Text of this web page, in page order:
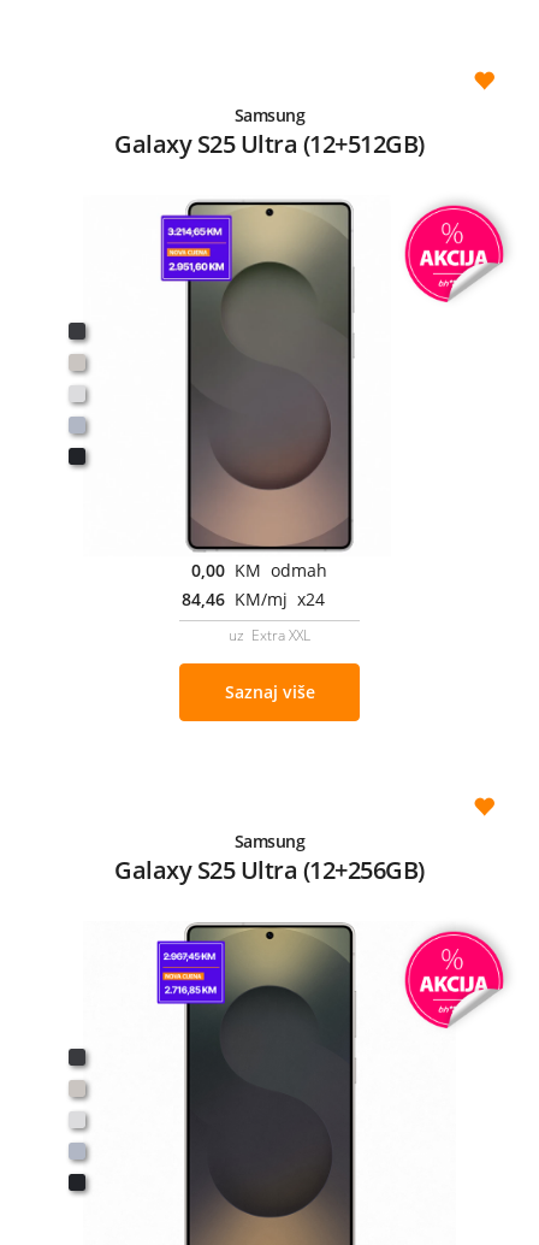
Samsung
Galaxy S25 Ultra (12+512GB)
0,00 KM odmah
84,46 KM/mj x24
uz Extra XXL
Saznaj više
Samsung
Galaxy S25 Ultra (12+256GB)